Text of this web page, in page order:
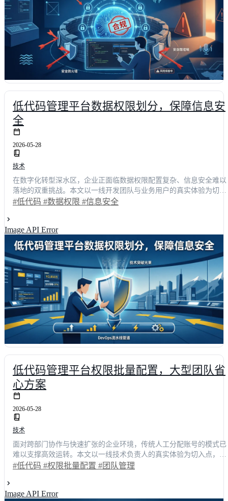
低代码管理平台数据权限划分，保障信息安
全
2026-05-28
技术
在数字化转型深水区，企业正面临数据权限配置复杂、信息安全难以
落地的双重挑战。本文以一线开发团队与业务用户的真实体验为切入
点，深度剖析传统权限管理的痛点，并展示基于低代码平台的细粒度
策略，不仅能将配置耗时缩短60%以上，更能构建零信任架构下的信
息安全防线，助力技术决策者精准选型。
#低代码 #数据权限 #信息安全
Image API Error
低代码管理平台权限批量配置，大型团队省
心方案
2026-05-28
技术
面对跨部门协作与快速扩张的企业环境，传统人工分配账号的模式已
难以支撑高效运转。本文以一线技术负责人的真实体验为切入点，深
度解析低代码环境下如何实现权限批量配置。通过角色模板复用、数
评与实操步骤，助力技术决策者快速锁定最适合的数字化基建方案。
#低代码 #权限批量配置 #团队管理
Image API Error